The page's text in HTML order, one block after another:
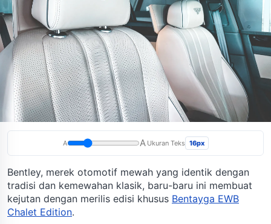
A A Ukuran Teks 16px
Bentley, merek otomotif mewah yang identik dengan
tradisi dan kemewahan klasik, baru-baru ini membuat
kejutan dengan merilis edisi khusus Bentayga EWB
Chalet Edition.